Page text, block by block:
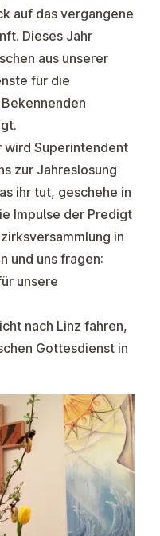
auf das vergangene
Dieses Jahr
aus unserer
für die
wird Superintendent
zur Jahreslosung
ihr tut, geschehe in
Impulse der Predigt
in
und uns fragen:
unsere
nach Linz fahren,
Gottesdienst in